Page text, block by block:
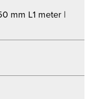
mm L1 meter |